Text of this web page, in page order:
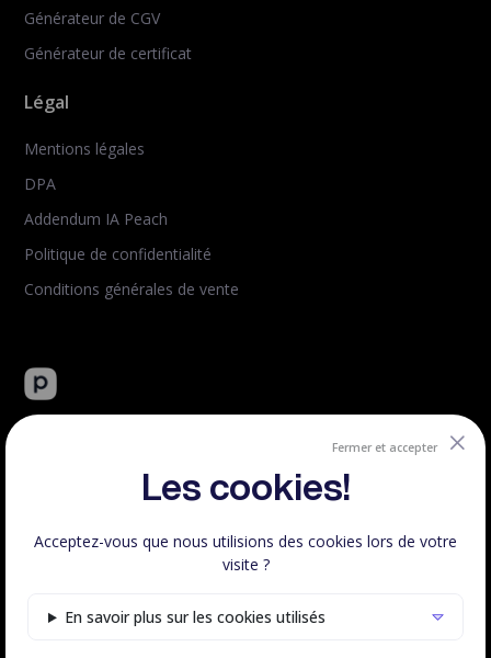
Fermer et accepter
Les cookies!
Acceptez-vous que nous utilisions des cookies lors de votre
visite ?
En savoir plus sur les cookies utilisés
Générateur de CGV
Générateur de certificat
Légal
Mentions légales
DPA
Addendum IA Peach
Politique de confidentialité
Conditions générales de vente
Peachie : plateforme tout-en-un de vente de formation en
Créé et hébergé en France.